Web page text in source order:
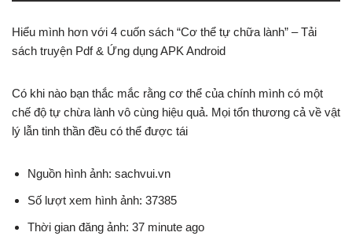
Hiểu mình hơn với 4 cuốn sách “Cơ thể tự chữa lành” – Tải
sách truyện Pdf & Ứng dụng APK Android
Có khi nào bạn thắc mắc rằng cơ thể của chính mình có một
chế độ tự chừa lành vô cùng hiệu quả. Mọi tổn thương cả về vật
lý lẫn tinh thần đều có thể được tái
Nguồn hình ảnh: sachvui.vn
Số lượt xem hình ảnh: 37385
Thời gian đăng ảnh: 37 minute ago